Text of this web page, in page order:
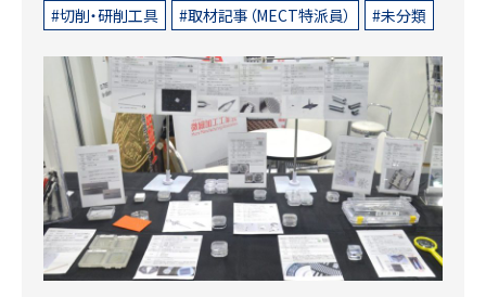
切削・研削工具 取材記事（MECT特派員） 未分類